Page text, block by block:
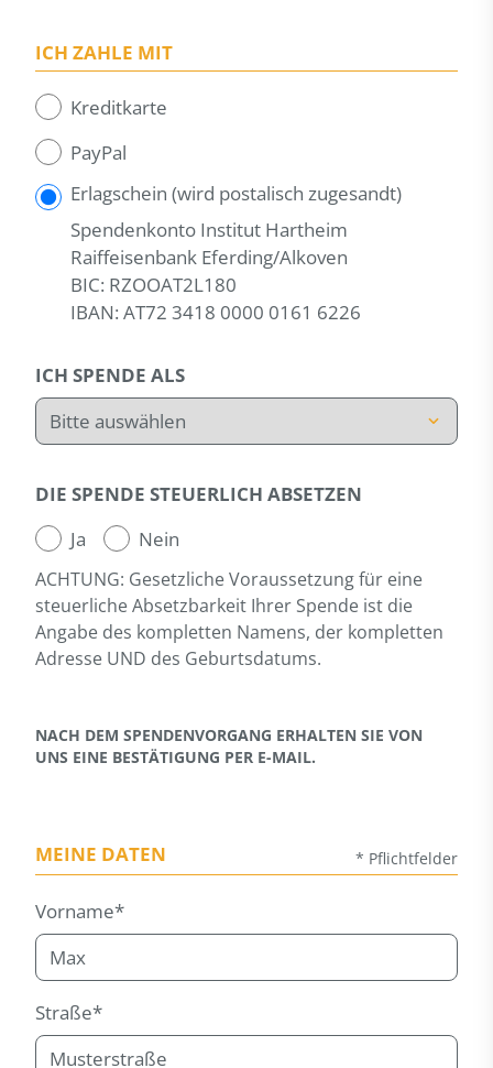
ICH ZAHLE MIT
Kreditkarte
PayPal
Erlagschein (wird postalisch zugesandt)
Spendenkonto Institut Hartheim
Raiffeisenbank Eferding/Alkoven
BIC: RZOOAT2L180
IBAN: AT72 3418 0000 0161 6226
ICH SPENDE ALS
DIE SPENDE STEUERLICH ABSETZEN
Ja
Nein
ACHTUNG: Gesetzliche Voraussetzung für eine
steuerliche Absetzbarkeit Ihrer Spende ist die
Angabe des kompletten Namens, der kompletten
Adresse UND des Geburtsdatums.
NACH DEM SPENDENVORGANG ERHALTEN SIE VON
UNS EINE BESTÄTIGUNG PER E-MAIL.
MEINE DATEN * Pflichtfelder
Vorname*
Straße*